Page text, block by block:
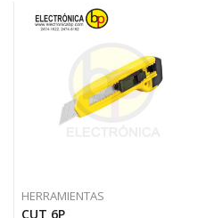
HERRAMIENTAS
CUT 6P